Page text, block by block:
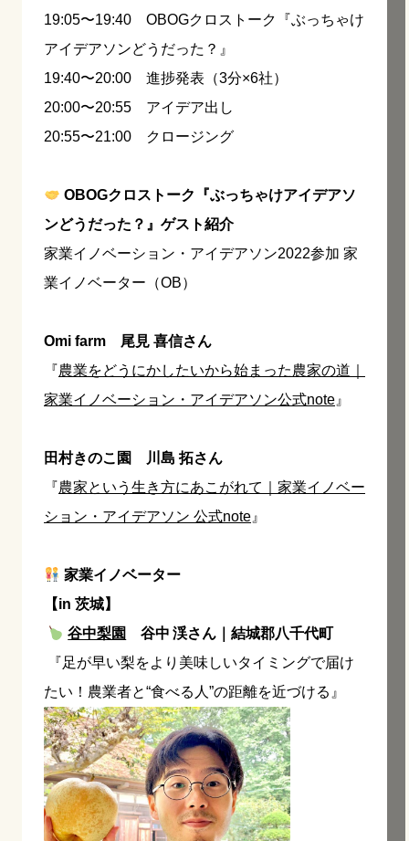
19:05〜19:40 OBOGクロストーク『ぶっちゃけ
アイデアソンどうだった？』
19:40〜20:00 進捗発表（3分×6社）
20:00〜20:55 アイデア出し
20:55〜21:00 クロージング
OBOGクロストーク『ぶっちゃけアイデアソ
ンどうだった？』ゲスト紹介
家業イノベーション・アイデアソン2022参加 家
業イノベーター（OB）
Omi farm 尾見 喜信さん
『農業をどうにかしたいから始まった農家の道｜
家業イノベーション・アイデアソン公式note 』
田村きのこ園 川島 拓さん
『農家という生き方にあこがれて｜家業イノベー
ション・アイデアソン 公式note 』
家業イノベーター
【in 茨城】
谷中梨園
谷中 渓さん｜結城郡八千代町
『足が早い梨をより美味しいタイミングで届け
たい！農業者と“食べる人”の距離を近づける』